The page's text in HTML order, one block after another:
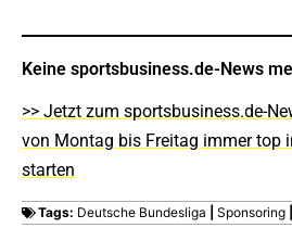
Keine sportsbusiness.de-News
>> Jetzt zum sportsbusiness.de-
von Montag bis Freitag immer top
starten
Tags: Deutsche Bundesliga Sponsoring